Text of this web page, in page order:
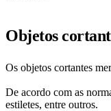
Objetos
Os objetos cortantes
De acordo com as
estiletes, entre outros.